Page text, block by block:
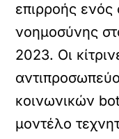
επιρροής
νοημοσύνης
2023. Οι
κοινωνικών
μοντέλο